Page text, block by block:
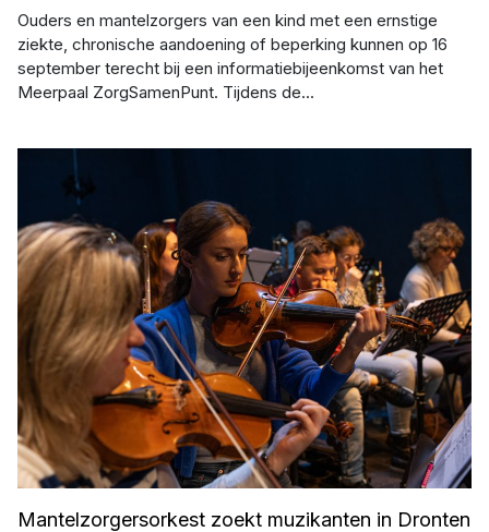
Ouders en mantelzorgers van een kind met een ernstige
ziekte, chronische aandoening of beperking kunnen op 16
september terecht bij een informatiebijeenkomst van het
Meerpaal ZorgSamenPunt. Tijdens de...
Mantelzorgersorkest zoekt muzikanten in Dronten